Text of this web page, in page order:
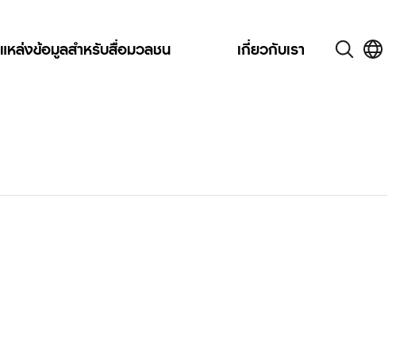
แหล่งข้อมูลสำหรับสื่อมวลชน เกี่ยวกับเรา